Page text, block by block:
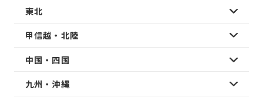
東北
甲信越・北陸
中国・四国
九州・沖縄